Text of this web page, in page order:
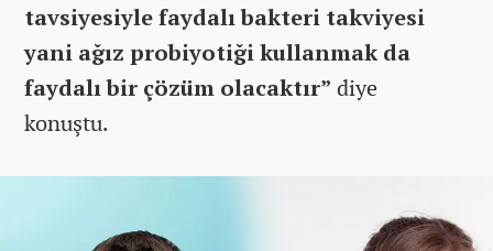
tavsiyesiyle faydalı bakteri takviyesi
yani ağız probiyotiği kullanmak da
faydalı bir çözüm olacaktır” diye
konuştu.